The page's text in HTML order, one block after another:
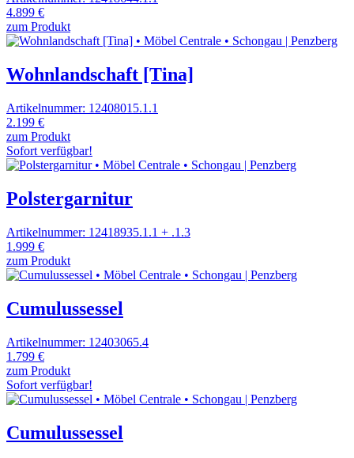
4.899 €
zum Produkt
Wohnlandschaft [Tina]
Artikelnummer: 12408015.1.1
2.199 €
zum Produkt
Sofort verfügbar!
Polstergarnitur
Artikelnummer: 12418935.1.1 + .1.3
1.999 €
zum Produkt
Cumulussessel
Artikelnummer: 12403065.4
1.799 €
zum Produkt
Sofort verfügbar!
Cumulussessel